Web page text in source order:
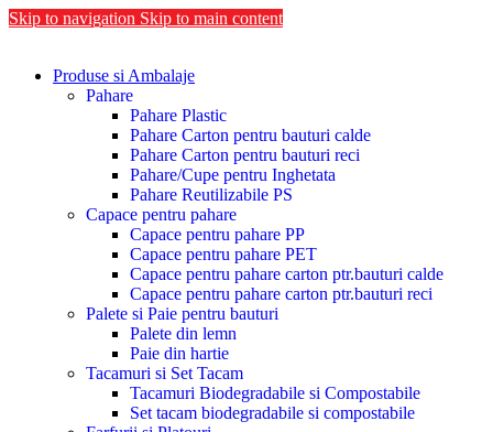
Skip to navigation Skip to main content
Produse si Ambalaje
Pahare
Pahare Plastic
Pahare Carton pentru bauturi calde
Pahare Carton pentru bauturi reci
Pahare/Cupe pentru Inghetata
Pahare Reutilizabile PS
Capace pentru pahare
Capace pentru pahare PP
Capace pentru pahare PET
Capace pentru pahare carton ptr.bauturi calde
Capace pentru pahare carton ptr.bauturi reci
Palete si Paie pentru bauturi
Palete din lemn
Paie din hartie
Tacamuri si Set Tacam
Tacamuri Biodegradabile si Compostabile
Set tacam biodegradabile si compostabile